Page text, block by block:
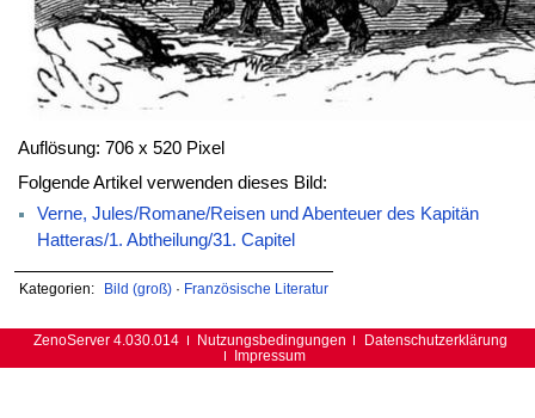
Auflösung: 706 x 520 Pixel
Folgende Artikel verwenden dieses Bild:
Verne, Jules/Romane/Reisen und Abenteuer des Kapitän
Hatteras/1. Abtheilung/31. Capitel
Kategorien: Bild (groß)· Französische Literatur
ZenoServer 4.030.014 Nutzungsbedingungen
Datenschutzerklärung
Impressum